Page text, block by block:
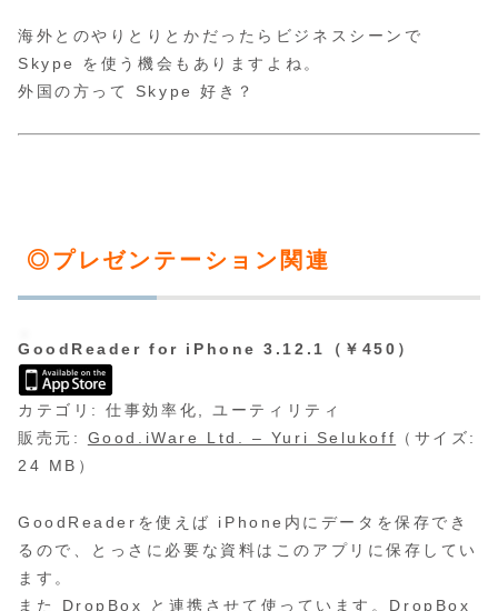
海外とのやりとりとかだったらビジネスシーンで
Skype を使う機会もありますよね。
外国の方って Skype 好き？
◎プレゼンテーション関連
GoodReader for iPhone 3.12.1（￥450）
カテゴリ: 仕事効率化, ユーティリティ
販売元: Good.iWare Ltd. – Yuri Selukoff
（サイズ:
24 MB）
GoodReaderを使えば iPhone内にデータを保存でき
るので、とっさに必要な資料はこのアプリに保存してい
ます。
また DropBox と連携させて使っています。DropBox